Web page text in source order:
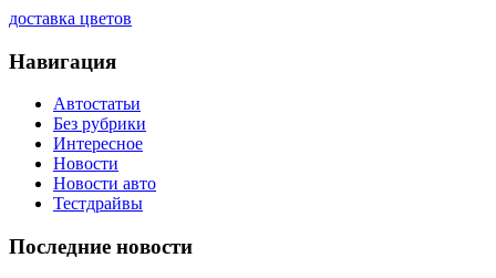
доставка цветов
Навигация
Автостатьи
Без рубрики
Интересное
Новости
Новости авто
Тестдрайвы
Последние новости